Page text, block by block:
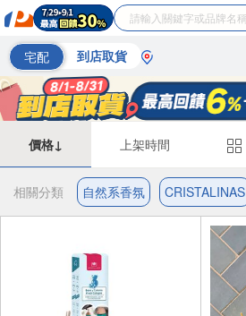
宅配 到店取貨
價格↓ 上架時間
相關分類 自然系香氛 CRISTALINAS